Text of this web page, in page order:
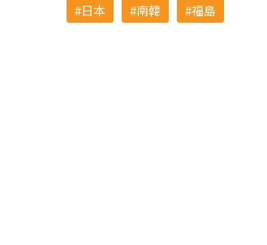
日本 南韓 福島